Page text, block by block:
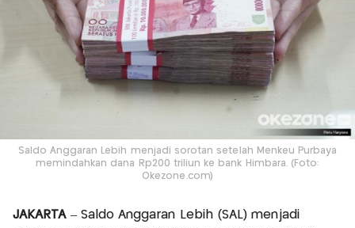
Saldo Anggaran Lebih menjadi sorotan setelah Menkeu Purbaya
memindahkan dana Rp200 triliun ke bank Himbara. (Foto:
Okezone.com)
JAKARTA– Saldo Anggaran Lebih (SAL) menjadi